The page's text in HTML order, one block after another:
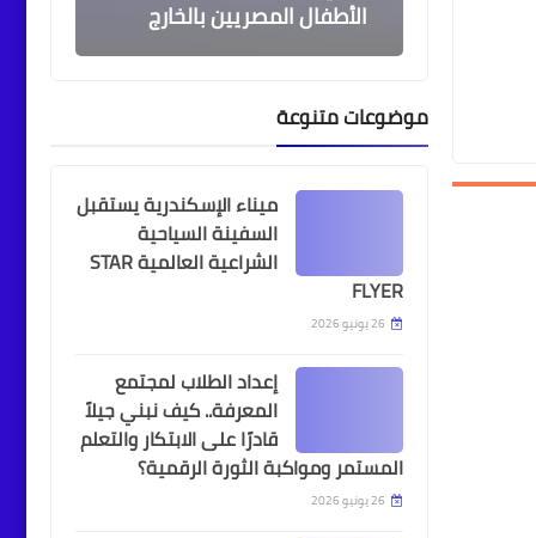
الأطفال المصريين بالخارج
أخبار
وزارة الآثار تُعلِن الكشف عن
مركز إداري يرجع إلى العصر
الانتقالي الأول
أخبار
محافظ الإسكندرية يشارك
في انطلاق فعاليات المؤتمر
الدولي 57 للحساسية
والمناعة
موضوعات متنوعة
ميناء الإسكندرية يستقبل
السفينة السياحية
الشراعية العالمية STAR
FLYER
26 يونيو 2026
إعداد الطلاب لمجتمع
المعرفة.. كيف نبني جيلاً
قادرًا على الابتكار والتعلم
المستمر ومواكبة الثورة الرقمية؟
26 يونيو 2026